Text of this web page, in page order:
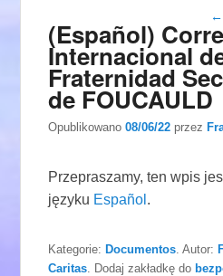
←
(Español)
Internacional
Fraternidad
de FOUCAULD
Opublikowano08/06/22 przez
Przepraszamy, ten wpis
języku Español .
Kategorie:Documentos . Autor:
Caritas . Dodaj zakładkę do